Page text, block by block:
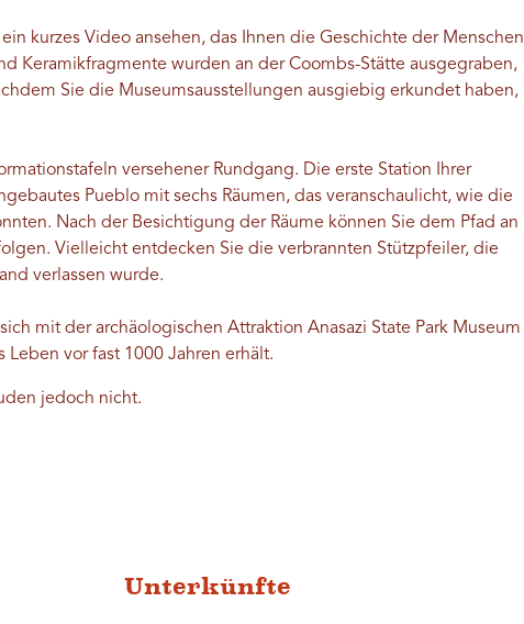
kurzes Video ansehen, das Ihnen die Geschichte der Menschen
Keramikfragmente wurden an der Coombs-Stätte ausgegraben,
Sie die Museumsausstellungen ausgiebig erkundet haben,
versehener Rundgang. Die erste Station Ihrer
Pueblo mit sechs Räumen, das veranschaulicht, wie die
Nach der Besichtigung der Räume können Sie dem Pfad an
Vielleicht entdecken Sie die verbrannten Stützpfeiler, die
verlassen wurde.
mit der archäologischen Attraktion Anasazi State Park Museum
vor fast 1000 Jahren erhält.
jedoch nicht.
Unterkünfte